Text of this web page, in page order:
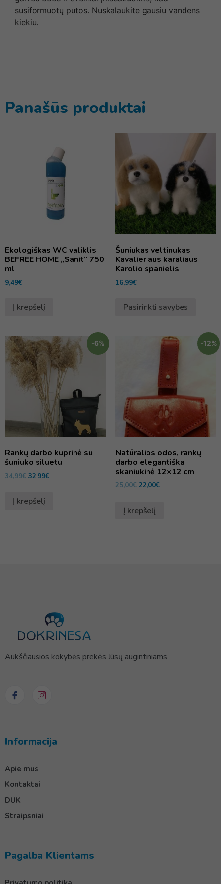
susiformuotų putos. Nuskalaukite gausiu vandens
kiekiu.
Panašūs produktai
Ekologiškas WC valiklis
BEFREE HOME „Sanit” 750
ml
9,49€
Į krepšelį
Šuniukas veltinukas
Kavalieriaus karaliaus
Karolio spanielis
16,99€
Pasirinkti savybes
-6%
Rankų darbo kuprinė su
šuniuko siluetu
34,99€ 32,99€
Į krepšelį
-12%
Natūralios odos, rankų
darbo elegantiška
skaniukinė 12×12 cm
25,00€ 22,00€
Į krepšelį
Aukščiausios kokybės prekės Jūsų augintiniams.
Informacija
Apie mus
Kontaktai
DUK
Straipsniai
Pagalba Klientams